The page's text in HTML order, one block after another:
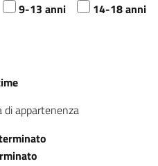
9-13 anni
14-18 anni
di appartenenza